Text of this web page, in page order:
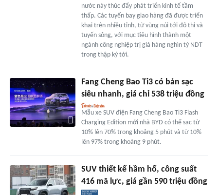
nước này thúc đẩy phát triển kinh tế tầm
thấp. Các tuyến bay giao hàng đã được triển
khai trên nhiều tỉnh, từ vùng núi tới đô thị và
tuyến sông, với mục tiêu hình thành một
ngành công nghiệp trị giá hàng nghìn tỷ NDT
trong thập kỷ tới.
Fang Cheng Bao Ti3 có bản sạc
siêu nhanh, giá chỉ 538 triệu đồng
Mẫu xe SUV điện Fang Cheng Bao Ti3 Flash
Charging Edition mới nhà BYD có thể sạc từ
10% lên 70% trong khoảng 5 phút và từ 10%
lên 97% trong khoảng 9 phút.
SUV thiết kế hầm hố, công suất
416 mã lực, giá gần 590 triệu đồng